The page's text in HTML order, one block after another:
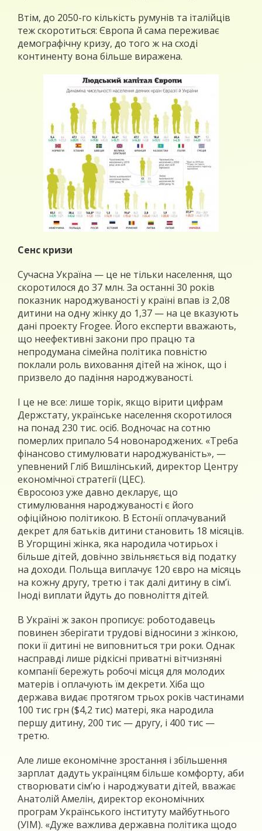
Втім, до 2050-го кількість румунів та італійців
теж скоротиться: Європа й сама переживає
демографічну кризу, до того ж на сході
континенту вона більше виражена.
Сенс кризи
Сучасна Україна — це не тільки населення, що
скоротилося до 37 млн. За останні 30 років
показник народжуваності у країні впав із 2,08
дитини на одну жінку до 1,37 — на це вказують
дані проекту Frogee. Його експерти вважають,
що неефективні закони про працю та
непродумана сімейна політика повністю
поклали роль виховання дітей на жінок, що і
призвело до падіння народжуваності.
І це не все: лише торік, якщо вірити цифрам
Держстату, українське населення скоротилося
на понад 230 тис. осіб. Водночас на сотню
померлих припало 54 новонароджених. «Треба
фінансово стимулювати народжуваність», —
упевнений Гліб Вишлінський, директор Центру
економічної стратегії (ЦЕС).
Євросоюз уже давно декларує, що
стимулювання народжуваності є його
офіційною політикою. В Естонії оплачуваний
декрет для батьків дитини становить 18 місяців.
В Угорщині жінка, яка народила чотирьох і
більше дітей, довічно звільняється від податку
на доходи. Польща виплачує 120 євро на місяць
на кожну другу, третю і так далі дитину в сім’ї.
Іноді виплати йдуть до повноліття дітей.
В Україні ж закон прописує: роботодавець
повинен зберігати трудові відносини з жінкою,
поки її дитині не виповниться три роки. Однак
насправді лише рідкісні приватні вітчизняні
компанії бережуть робочі місця для молодих
матерів і оплачують їм декрети. Хіба що
держава видає протягом трьох років частинами
100 тис грн ($4,2 тис) матері, яка народила
першу дитину, 200 тис — другу, і 400 тис —
третю.
Але лише економічне зростання і збільшення
зарплат дадуть українцям більше комфорту, аби
створювати сім’ю і народжувати дітей, вважає
Анатолій Амелін, директор економічних
програм Українського інституту майбутнього
(УІМ). «Дуже важлива державна політика щодо